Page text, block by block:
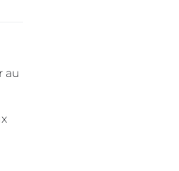
au